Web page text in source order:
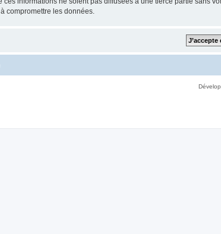
compromettre les données.